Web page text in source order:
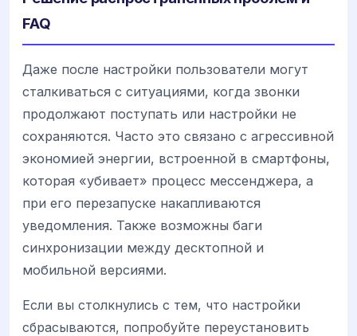
FAQ
Даже после настройки пользователи могут
сталкиваться с ситуациями, когда звонки
продолжают поступать или настройки не
сохраняются. Часто это связано с агрессивной
экономией энергии, встроенной в смартфоны,
которая «убивает» процесс мессенджера, а
при его перезапуске накапливаются
уведомления. Также возможны баги
синхронизации между десктопной и
мобильной версиями.
Если вы столкнулись с тем, что настройки
сбрасываются, попробуйте переустановить